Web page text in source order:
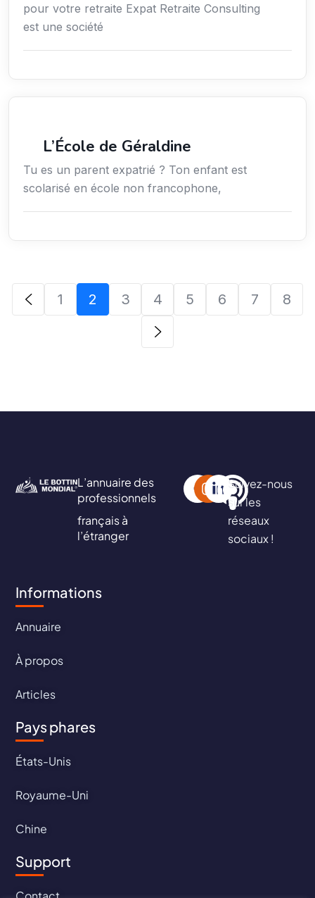
pour votre retraite Expat Retraite Consulting
est une société
L’École de Géraldine
Tu es un parent expatrié ? Ton enfant est
scolarisé en école non francophone,
1 2 3 4 5 6 7 8
L’annuaire des
professionnels
français à
l’étranger
Suivez-nous
sur les
réseaux
sociaux !
Informations
Annuaire
À propos
Articles
Pays phares
États-Unis
Royaume-Uni
Chine
Support